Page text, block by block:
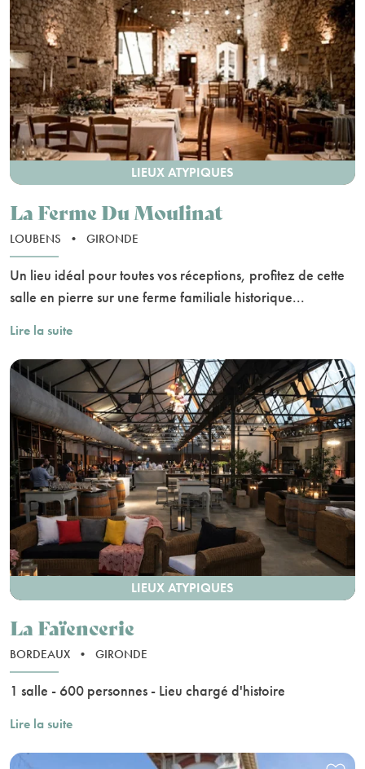
LIEUX ATYPIQUES
La Ferme Du Moulinat
LOUBENS • GIRONDE
Un lieu idéal pour toutes vos réceptions, profitez de cette
salle en pierre sur une ferme familiale historique...
Lire la suite
LIEUX ATYPIQUES
La Faïencerie
BORDEAUX • GIRONDE
1 salle - 600 personnes - Lieu chargé d'histoire
Lire la suite